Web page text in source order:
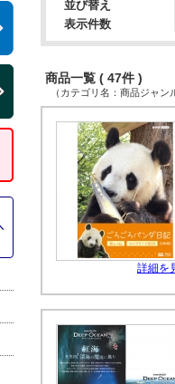
並び替え
表示件数
商品一覧 ( 47件 )
（カテゴリ名：商品ジャン
詳細を